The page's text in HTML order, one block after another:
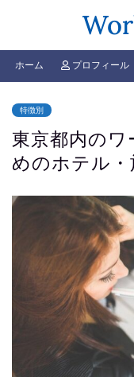
ホーム プロフィール
特徴別
東京都内の
めのホテル・